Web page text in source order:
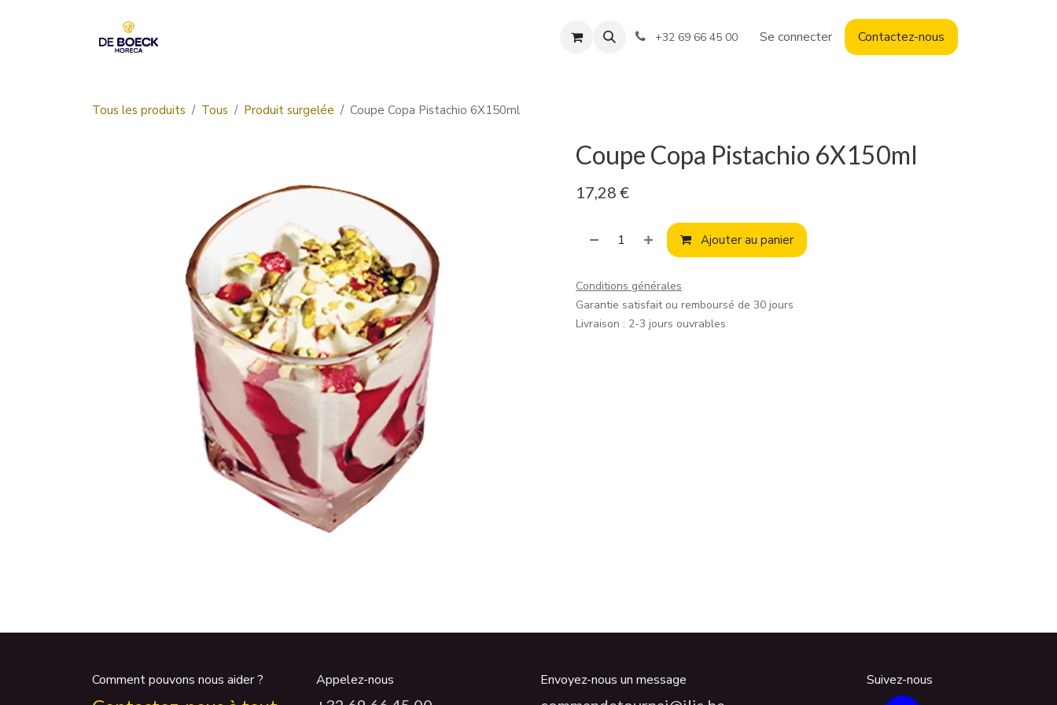
+32 69 66 45 00 Se connecter Contactez-nous
Tous les produits Tous Produit surgelée Coupe Copa Pistachio 6X150ml
Coupe Copa Pistachio 6X150ml
17,28 €
Ajouter au panier
Conditions générales
Garantie satisfait ou remboursé de 30 jours
Livraison : 2-3 jours ouvrables
Comment pouvons nous aider ? Appelez-nous Envoyez-nous un message Suivez-nous